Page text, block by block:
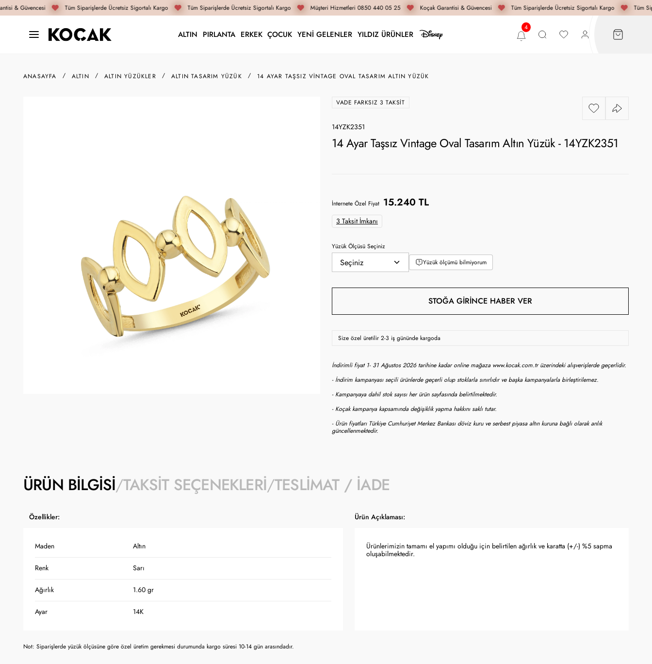
& Güvencesi Tüm Siparişlerde Ücretsiz Sigortalı Kargo Tüm Siparişlerde Ücretsiz Sigortalı Kargo Müşteri Hizmetleri 0850 440 05 25 Koçak Garantisi & Güvencesi Tüm Siparişlerde Ücretsiz Sigortalı Kargo Tüm
ALTIN PIRLANTA ERKEK ÇOCUK YENİ GELENLER YILDIZ ÜRÜNLER
ANASAYFA ALTIN ALTIN YÜZÜKLER ALTIN TASARIM YÜZÜK 14 AYAR TAŞSIZ VINTAGE OVAL TASARIM ALTIN YÜZÜK
VADE FARKSIZ 3 TAKSIT
14YZK2351
14 Ayar Taşsız Vintage Oval Tasarım Altın Yüzük - 14YZK2351
İnternete Özel Fiyat 15.240 TL
3 Taksit İmkanı
Yüzük Ölçüsü Seçiniz
Yüzük ölçümü bilmiyorum
STOĞA GIRINCE HABER VER
Size özel üretilir 2-3 iş gününde kargoda
İndirimli fiyat 1- 31 Ağustos 2026 tarihine kadar online mağaza www.kocak.com.tr üzerindeki alışverişlerde geçerlidir.
- İndirim kampanyası seçili ürünlerde geçerli olup stoklarla sınırlıdır ve başka kampanyalarla birleştirilemez.
- Kampanyaya dahil stok sayısı her ürün sayfasında belirtilmektedir.
- Koçak kampanya kapsamında değişiklik yapma hakkını saklı tutar.
- Ürün fiyatları Türkiye Cumhuriyet Merkez Bankası döviz kuru ve serbest piyasa altın kuruna bağlı olarak anlık
güncellenmektedir.
ÜRÜN BILGISI TAKSIT SEÇENEKLERI TESLIMAT / İADE
Özellikler: Ürün Açıklaması:
Maden Altın
Renk Sarı
Ağırlık 1.60 gr
Ayar 14K
Ürünlerimizin tamamı el yapımı olduğu için belirtilen ağırlık ve karatta (+/-) %5 sapma
oluşabilmektedir.
Not: Siparişlerde yüzük ölçüsüne göre özel üretim gerekmesi durumunda kargo süresi 10-14 gün arasındadır.